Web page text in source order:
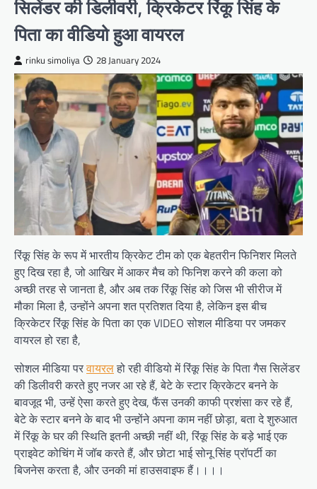
सिलेंडर की डिलीवरी, क्रिकेटर रिंकू सिंह के
पिता का वीडियो हुआ वायरल
rinku simoliya 28 January 2024
रिंकू सिंह के रूप में भारतीय क्रिकेट टीम को एक बेहतरीन फिनिशर मिलते
हुए दिख रहा है, जो आखिर में आकर मैच को फिनिश करने की कला को
अच्छी तरह से जानता है, और अब तक रिंकू सिंह को जिस भी सीरीज में
मौका मिला है, उन्होंने अपना शत प्रतिशत दिया है, लेकिन इस बीच
क्रिकेटर रिंकू सिंह के पिता का एक VIDEO सोशल मीडिया पर जमकर
वायरल हो रहा है,
सोशल मीडिया परवायरलहो रही वीडियो में रिंकू सिंह के पिता गैस सिलेंडर
की डिलीवरी करते हुए नजर आ रहे हैं, बेटे के स्टार क्रिकेटर बनने के
बावजूद भी, उन्हें ऐसा करते हुए देख, फैंस उनकी काफी प्रशंसा कर रहे हैं,
बेटे के स्टार बनने के बाद भी उन्होंने अपना काम नहीं छोड़ा, बता दे शुरुआत
में रिंकू के घर की स्थिति इतनी अच्छी नहीं थी, रिंकू सिंह के बड़े भाई एक
प्राइवेट कोचिंग में जॉब करते हैं, और छोटा भाई सोनू सिंह प्रॉपर्टी का
बिजनेस करता है, और उनकी मां हाउसवाइफ हैं।।।।